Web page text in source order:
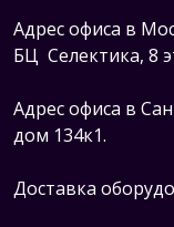
Адрес офиса в
БЦ Селектика, 8
Адрес офиса в
дом 134к1.
Доставка